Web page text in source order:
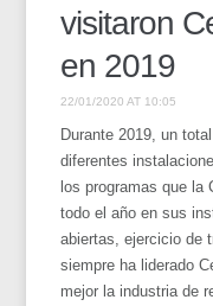
visitaron
en 2019
22/01/2020 AT 10:05
Durante 2019, un
diferentes
los programas que la
todo el año en sus
abiertas, ejercicio de
siempre ha liderado
mejor la industria de